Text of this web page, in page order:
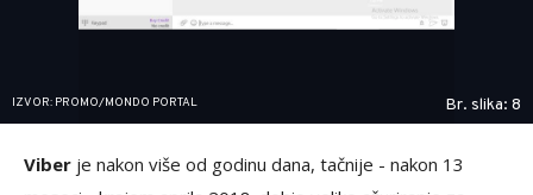
IZVOR: PROMO/MONDO PORTAL Br. slika: 8
Viber je nakon više od godinu dana, tačnije - nakon 13